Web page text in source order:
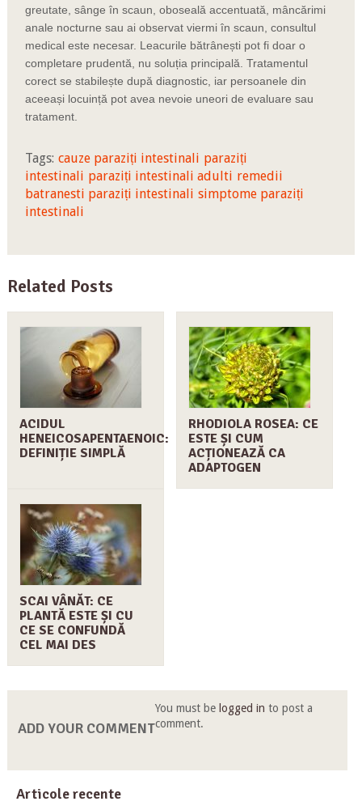
greutate, sânge în scaun, oboseală accentuată, mâncărimi
anale nocturne sau ai observat viermi în scaun, consultul
medical este necesar. Leacurile bătrânești pot fi doar o
completare prudentă, nu soluția principală. Tratamentul
corect se stabilește după diagnostic, iar persoanele din
aceeași locuință pot avea nevoie uneori de evaluare sau
tratament.
Tags: cauze paraziți intestinali paraziți
intestinali paraziți intestinali adulti remedii
batranesti paraziți intestinali simptome paraziți
intestinali
Related Posts
ACIDUL
HENEICOSAPENTAENOIC:
DEFINIȚIE SIMPLĂ
RHODIOLA ROSEA: CE
ESTE ȘI CUM
ACȚIONEAZĂ CA
ADAPTOGEN
SCAI VÂNĂT: CE
PLANTĂ ESTE ȘI CU
CE SE CONFUNDĂ
CEL MAI DES
ADD YOUR COMMENT
You must be logged in to post a
comment.
Articole recente